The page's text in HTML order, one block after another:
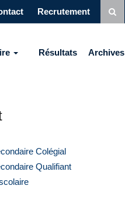
Recrutement
Résultats Archives
Colégial
Qualifiant